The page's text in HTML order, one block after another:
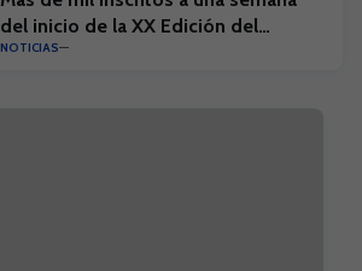
del inicio de la XX Edición del
Campus Suma y el I Campus Suma
NOTICIAS